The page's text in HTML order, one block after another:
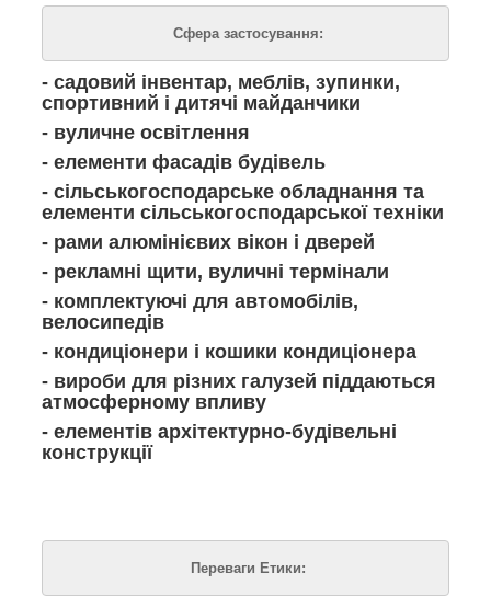
Сфера застосування:
- садовий інвентар, меблів, зупинки,
спортивний і дитячі майданчики
- вуличне освітлення
- елементи фасадів будівель
- сільськогосподарське обладнання та
елементи сільськогосподарської техніки
- рами алюмінієвих вікон і дверей
- рекламні щити, вуличні термінали
- комплектуючі для автомобілів,
велосипедів
- кондиціонери і кошики кондиціонера
- вироби для різних галузей піддаються
атмосферному впливу
- елементів архітектурно-будівельні
конструкції
Переваги Етики: